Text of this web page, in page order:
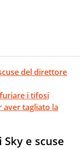
del direttore
i tifosi
aver tagliato la
e scuse